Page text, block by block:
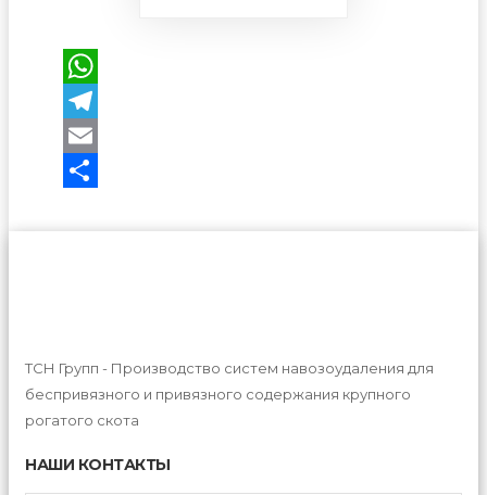
WhatsApp
Telegram
Email
ТСН Групп - Производство систем навозоудаления для
беспривязного и привязного содержания крупного
рогатого скота
НАШИ КОНТАКТЫ